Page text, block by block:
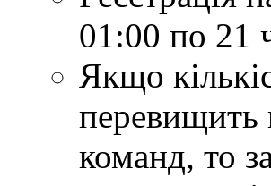
01:00 по 21
Якщо
перевищить
команд, то